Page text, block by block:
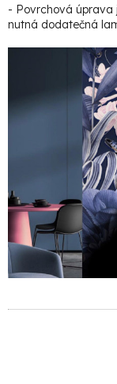
- Povrchová úprava
nutná dodatečná